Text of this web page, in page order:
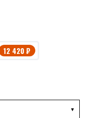
12 420 ₽